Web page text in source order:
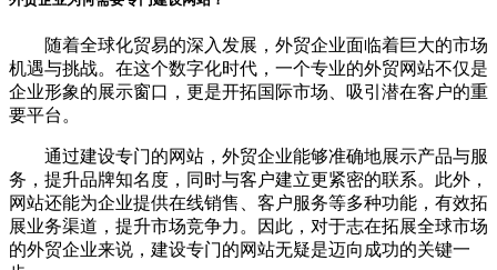
随着全球化贸易的深入发展，外贸企业面临着巨大的市场
机遇与挑战。在这个数字化时代，一个专业的外贸网站不仅是
企业形象的展示窗口，更是开拓国际市场、吸引潜在客户的重
要平台。
通过建设专门的网站，外贸企业能够准确地展示产品与服
务，提升品牌知名度，同时与客户建立更紧密的联系。此外，
网站还能为企业提供在线销售、客户服务等多种功能，有效拓
展业务渠道，提升市场竞争力。因此，对于志在拓展全球市场
的外贸企业来说，建设专门的网站无疑是迈向成功的关键一